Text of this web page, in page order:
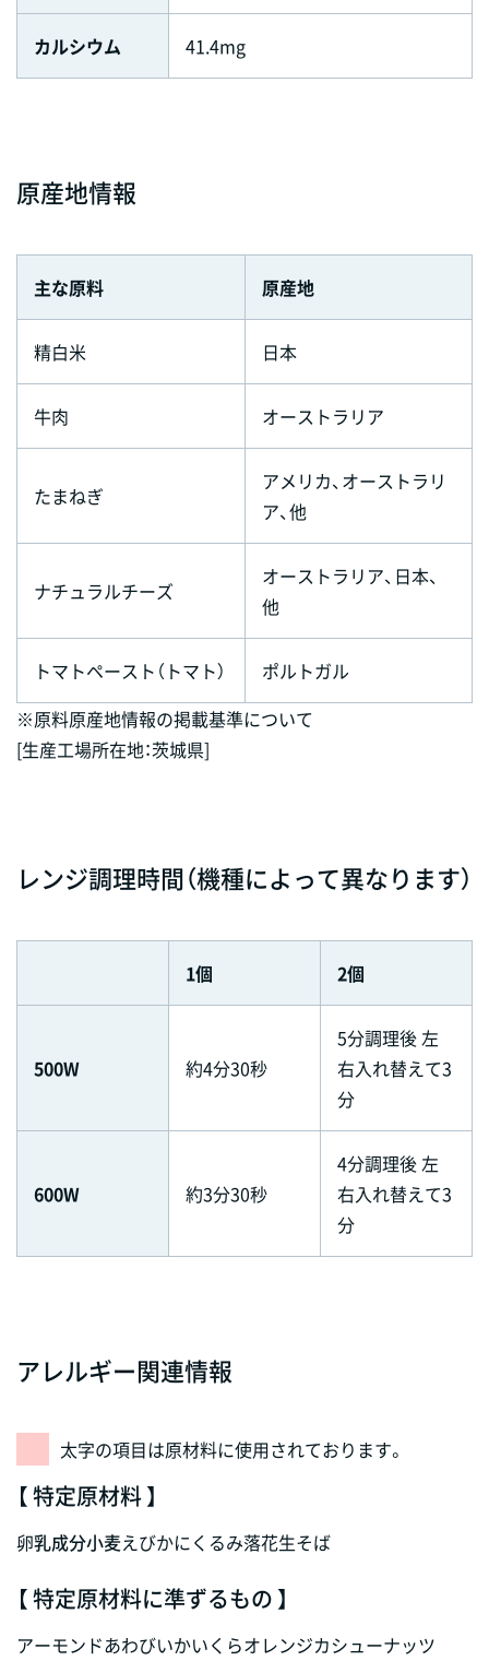
カルシウム 41.4mg
原産地情報
主な原料 原産地
精白米 日本
牛肉 オーストラリア
たまねぎ
アメリカ、オーストラリ
ア、他
ナチュラルチーズ
オーストラリア、日本、
他
トマトペースト（トマト）
ポルトガル
※原料原産地情報の掲載基準について
[生産工場所在地：茨城県]
レンジ調理時間（機種によって異なります）
1個 2個
500W 約4分30秒
5分調理後 左
右入れ替えて3
分
600W 約3分30秒
4分調理後 左
右入れ替えて3
分
アレルギー関連情報
太字の項目は原材料に使用されております。
【 特定原材料 】
卵乳成分小麦えびかにくるみ落花生そば
【 特定原材料に準ずるもの 】
アーモンドあわびいかいくらオレンジカシューナッツ